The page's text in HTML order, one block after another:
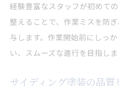
経験豊富なスタッフが初めて
整えることで、作業ミスを防
与します。作業開始前にしっ
い、スムーズな進行を目指しま
サイディング塗装の品